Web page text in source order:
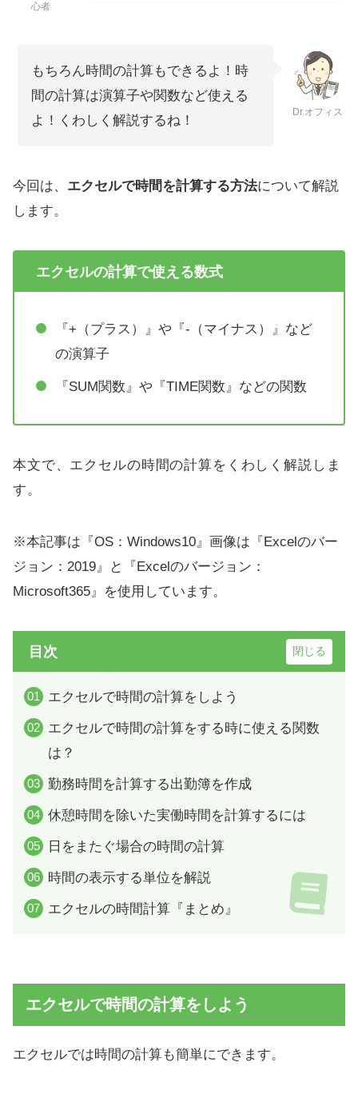
心者
もちろん時間の計算もできるよ！時
間の計算は演算子や関数など使える
よ！くわしく解説するね！
Dr.オフィス
今回は、 エクセルで時間を計算する方法について解説
します。
エクセルの計算で使える数式
『+（プラス）』や『-（マイナス）』など
の演算子
『SUM関数』や『TIME関数』などの関数
本文で、エクセルの時間の計算をくわしく解説しま
す。
※本記事は『OS：Windows10』画像は『Excelのバー
ジョン：2019』と『Excelのバージョン：
Microsoft365』を使用しています。
目次
エクセルで時間の計算をしよう
エクセルで時間の計算をする時に使える関数
は？
勤務時間を計算する出勤簿を作成
休憩時間を除いた実働時間を計算するには
日をまたぐ場合の時間の計算
時間の表示する単位を解説
エクセルの時間計算『まとめ』
エクセルで時間の計算をしよう
エクセルでは時間の計算も簡単にできます。